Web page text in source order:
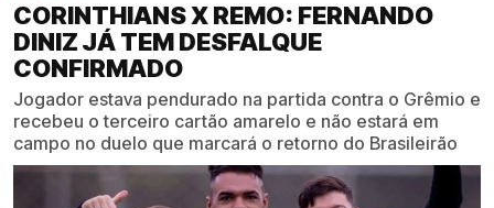
CORINTHIANS X REMO: FERNANDO
DINIZ JÁ TEM DESFALQUE
CONFIRMADO
Jogador estava pendurado na partida contra o Grêmio e
recebeu o terceiro cartão amarelo e não estará em
campo no duelo que marcará o retorno do Brasileirão